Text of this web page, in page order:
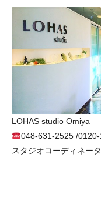
LOHAS studio Omiya
048-631-2525 /
スタジオコーディネー